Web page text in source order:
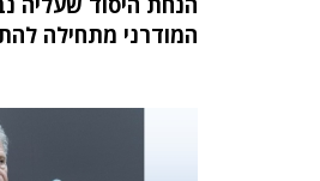
המודרני מתחילה